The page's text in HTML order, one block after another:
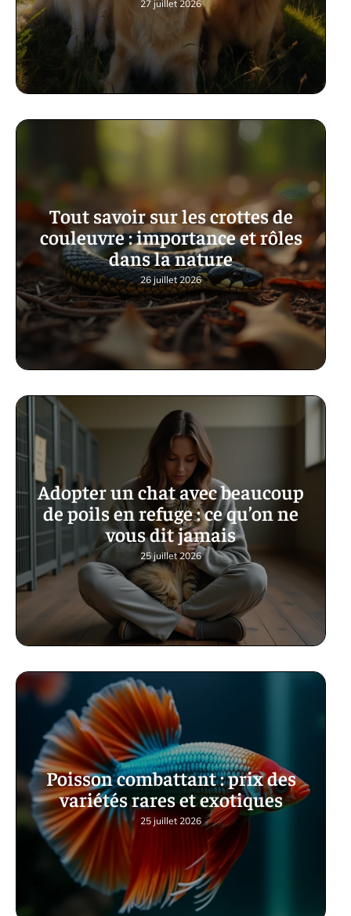
27 juillet 2026
Tout savoir sur les crottes de
couleuvre : importance et rôles
dans la nature
26 juillet 2026
Adopter un chat avec beaucoup
de poils en refuge : ce qu’on ne
vous dit jamais
25 juillet 2026
Poisson combattant : prix des
variétés rares et exotiques
25 juillet 2026